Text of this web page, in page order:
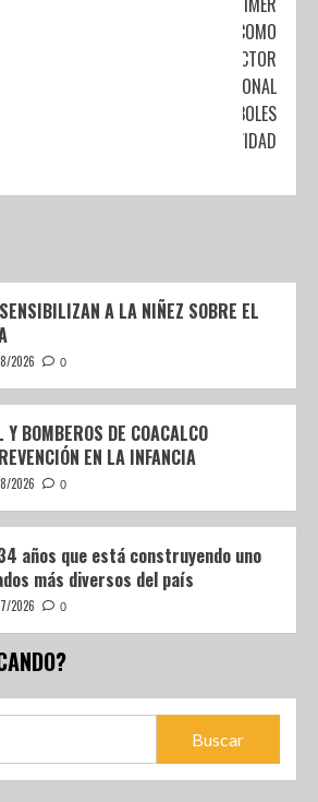
SITIO COMO
PRODUCTOR
NACIONAL
DE ÁRBOLES
DE NAVIDAD
A LA NIÑEZ SOBRE EL
2026 0
BOMBEROS DE COACALCO
EN LA INFANCIA
2026 0
años que está construyendo uno
más diversos del país
2026 0